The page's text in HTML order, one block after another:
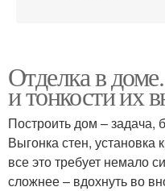
доме
Отделка в
и тонкости их
Построить дом – задача,
Выгонка стен,
все это требует немало
сложнее – вдохнуть во